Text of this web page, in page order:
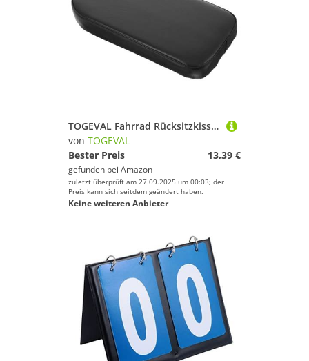
TOGEVAL Fahrrad Rücksitzkissen Verdicktes Komfortables Sitzkissen für Gepäckträger Einfach Montierbar Komfortables Fahrradsattel Polster Leichtes Outdoor Rücksitzpad für Mountainbike
von TOGEVAL
Bester Preis
13,39 €
gefunden bei Amazon
zuletzt überprüft am 27.09.2025 um 00:03; der
Preis kann sich seitdem geändert haben.
Keine weiteren Anbieter